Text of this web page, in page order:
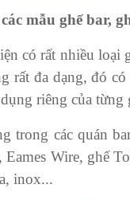
mẫu ghế bar,
có rất nhiều loại
rất đa dạng, đó
riêng của từng
trong các quán
Eames Wire, ghế
inox...